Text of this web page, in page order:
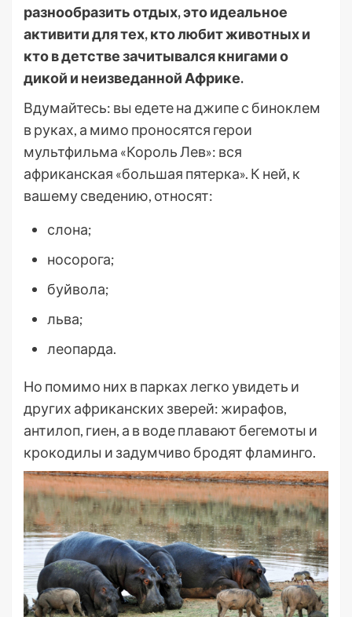
разнообразить отдых, это идеальное
активити для тех, кто любит животных и
кто в детстве зачитывался книгами о
дикой и неизведанной Африке.
Вдумайтесь: вы едете на джипе с биноклем
в руках, а мимо проносятся герои
мультфильма «Король Лев»: вся
африканская «большая пятерка». К ней, к
вашему сведению, относят:
слона;
носорога;
буйвола;
льва;
леопарда.
Но помимо них в парках легко увидеть и
других африканских зверей: жирафов,
антилоп, гиен, а в воде плавают бегемоты и
крокодилы и задумчиво бродят фламинго.